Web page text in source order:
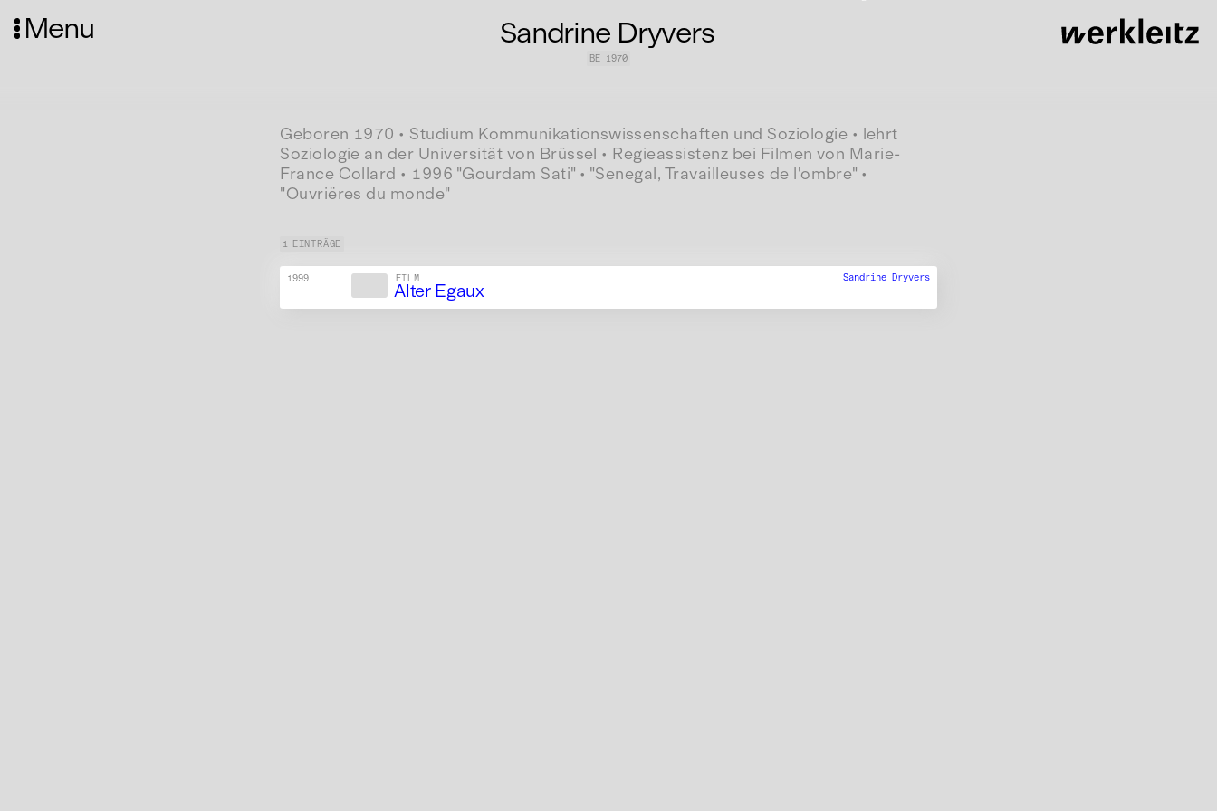
Menu Sandrine Dryvers
BE 1970
Geboren 1970 • Studium Kommunikationswissenschaften und Soziologie • lehrt
Soziologie an der Universität von Brüssel • Regieassistenz bei Filmen von Marie-
France Collard • 1996 "Gourdam Sati" • "Senegal, Travailleuses de l'ombre" •
"Ouvriëres du monde"
1 EINTRÄGE
1999 FILM
Alter Egaux
Sandrine Dryvers